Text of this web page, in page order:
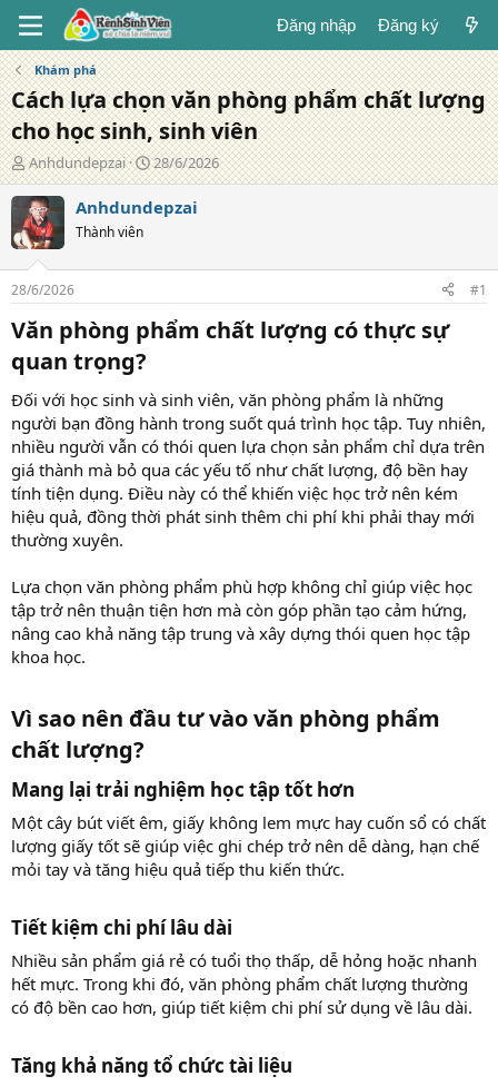
Đăng nhập Đăng ký
Khám phá
Cách lựa chọn văn phòng phẩm chất lượng
cho học sinh, sinh viên
T
á
c
g
i
ả
Anhdundepzai
N
g
à
g
28/6/2026
Anhdundepzai
Thành viên
28/6/2026 #1
Văn phòng phẩm chất lượng có thực sự
quan trọng?​
Đối với học sinh và sinh viên, văn phòng phẩm là những
người bạn đồng hành trong suốt quá trình học tập. Tuy nhiên,
nhiều người vẫn có thói quen lựa chọn sản phẩm chỉ dựa trên
giá thành mà bỏ qua các yếu tố như chất lượng, độ bền hay
tính tiện dụng. Điều này có thể khiến việc học trở nên kém
hiệu quả, đồng thời phát sinh thêm chi phí khi phải thay mới
thường xuyên.
Lựa chọn văn phòng phẩm phù hợp không chỉ giúp việc học
tập trở nên thuận tiện hơn mà còn góp phần tạo cảm hứng,
nâng cao khả năng tập trung và xây dựng thói quen học tập
khoa học.
Vì sao nên đầu tư vào văn phòng phẩm
chất lượng?​
Mang lại trải nghiệm học tập tốt hơn​
Một cây bút viết êm, giấy không lem mực hay cuốn sổ có chất
lượng giấy tốt sẽ giúp việc ghi chép trở nên dễ dàng, hạn chế
mỏi tay và tăng hiệu quả tiếp thu kiến thức.
Tiết kiệm chi phí lâu dài​
Nhiều sản phẩm giá rẻ có tuổi thọ thấp, dễ hỏng hoặc nhanh
hết mực. Trong khi đó, văn phòng phẩm chất lượng thường
có độ bền cao hơn, giúp tiết kiệm chi phí sử dụng về lâu dài.
Tăng khả năng tổ chức tài liệu​